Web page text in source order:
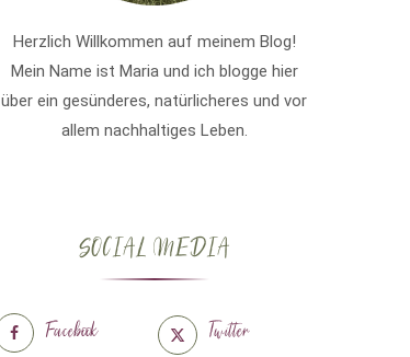
Herzlich Willkommen auf meinem Blog!
Mein Name ist Maria und ich blogge hier
über ein gesünderes, natürlicheres und vor
allem nachhaltiges Leben.
SOCIAL MEDIA
Facebook
Twitter